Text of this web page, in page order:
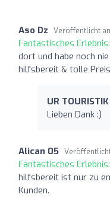
Aso Dz Veröffentlicht
Fantastisches Erlebnis:
dort und habe noch
hilfsbereit & tolle
UR
Lieben Dank :)
Alican 05
Fantastisches Erlebnis:
hilfsbereit ist nur zu
Kunden.